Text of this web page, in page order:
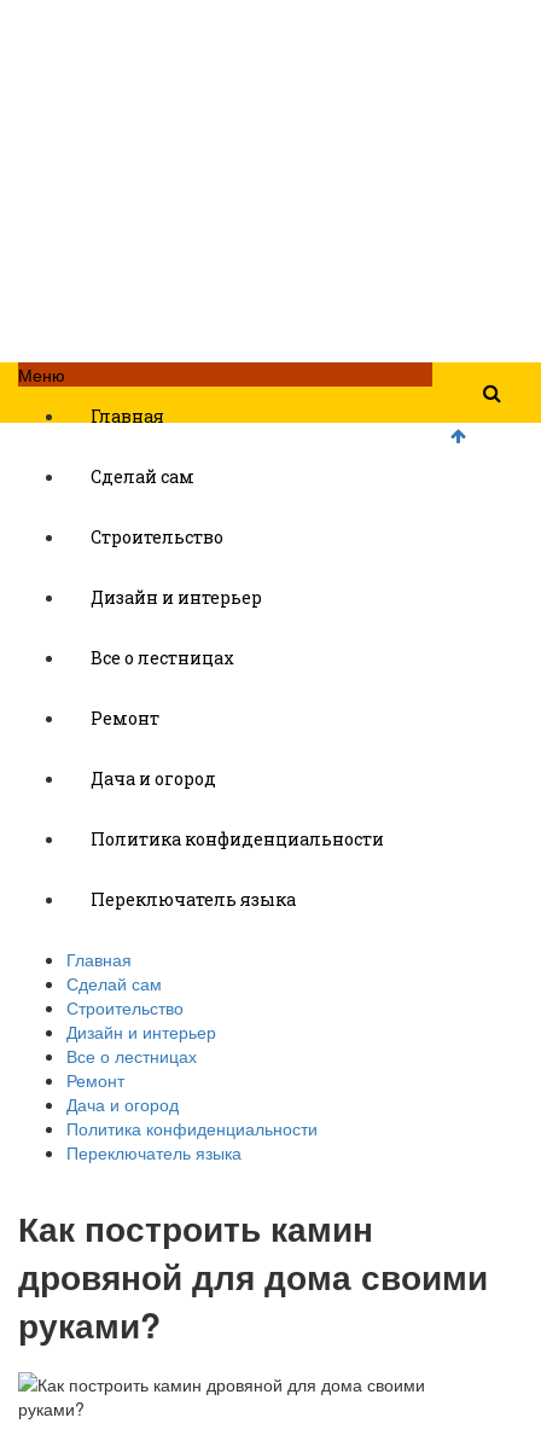
Меню
Главная
Сделай сам
Строительство
Дизайн и интерьер
Все о лестницах
Ремонт
Дача и огород
Политика конфиденциальности
Переключатель языка
Главная
Сделай сам
Строительство
Дизайн и интерьер
Все о лестницах
Ремонт
Дача и огород
Политика конфиденциальности
Переключатель языка
Как построить камин
дровяной для дома своими
руками?